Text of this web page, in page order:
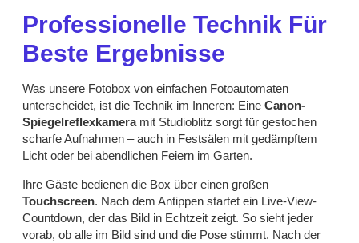
Professionelle Technik Für
Beste Ergebnisse
Was unsere Fotobox von einfachen Fotoautomaten
unterscheidet, ist die Technik im Inneren: Eine Canon-
Spiegelreflexkameramit Studioblitz sorgt für gestochen
scharfe Aufnahmen – auch in Festsälen mit gedämpftem
Licht oder bei abendlichen Feiern im Garten.
Ihre Gäste bedienen die Box über einen großen
Touchscreen. Nach dem Antippen startet ein Live-View-
Countdown, der das Bild in Echtzeit zeigt. So sieht jeder
vorab, ob alle im Bild sind und die Pose stimmt. Nach der